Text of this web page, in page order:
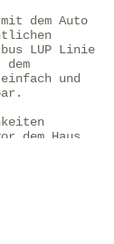
dem Auto
LUP Linie
und
dem Haus.